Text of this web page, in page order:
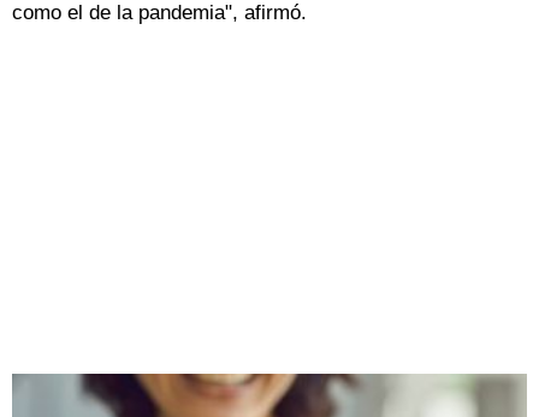
como el de la pandemia", afirmó.